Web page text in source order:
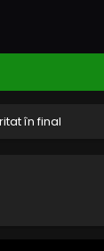
în final